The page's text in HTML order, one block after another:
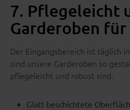
7. Pflegeleicht
Garderoben
Der Eingangsbereich ist täglich
sind unsere Garderoben so
pflegeleicht und robust sind.
Glatt beschichtete